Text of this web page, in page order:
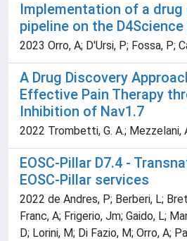
Implementation of a
pipeline on the
2023 Orro, A; D'Ursi, P; Fossa, P;
A Drug Discovery
Effective Pain Therapy
Inhibition of Nav1.7
2022 Trombetti, G. A.; Mezzelani,
EOSC-Pillar D7.4 -
EOSC-Pillar services
2022 de Andres, P; Berberi, L;
Franc, A; Frigerio, Jm; Gaido, L;
D; Lorini, M; Di Fazio, M; Orro, A;